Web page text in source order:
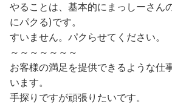
やることは、基本的にまっしーさん
にパクる)です。
すいません。パクらせてください。
～～～～～～～
お客様の満足を提供できるような仕
います。
手探りですが頑張りたいです。